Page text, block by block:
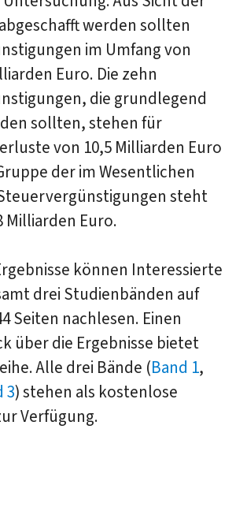
werden sollten
im Umfang von
Euro. Die zehn
die grundlegend
sollten, stehen für
von 10,5 Milliarden Euro
der im Wesentlichen
steht
Milliarden Euro.
können Interessierte
drei Studienbänden auf
Seiten nachlesen. Einen
über die Ergebnisse bietet
Alle drei Bände (Band 1,
3) stehen als kostenlose
Verfügung.